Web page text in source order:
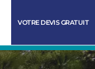
VOTRE DEVIS GRATUIT